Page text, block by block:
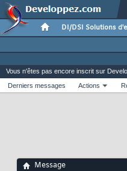
DI/DSI Solutions
Vous n'êtes pas encore inscrit sur
Derniers messages
Actions
Message